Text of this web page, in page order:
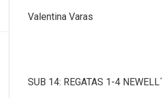
Valentina Varas
SUB 14: REGATAS 1-4